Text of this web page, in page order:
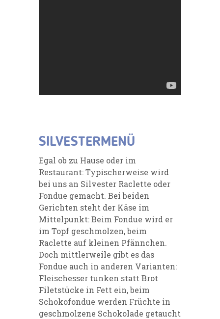
SILVESTERMENÜ
Egal ob zu Hause oder im
Restaurant: Typischerweise wird
bei uns an Silvester Raclette oder
Fondue gemacht. Bei beiden
Gerichten steht der Käse im
Mittelpunkt: Beim Fondue wird er
im Topf geschmolzen, beim
Raclette auf kleinen Pfännchen.
Doch mittlerweile gibt es das
Fondue auch in anderen Varianten:
Fleischesser tunken statt Brot
Filetstücke in Fett ein, beim
Schokofondue werden Früchte in
geschmolzene Schokolade getaucht